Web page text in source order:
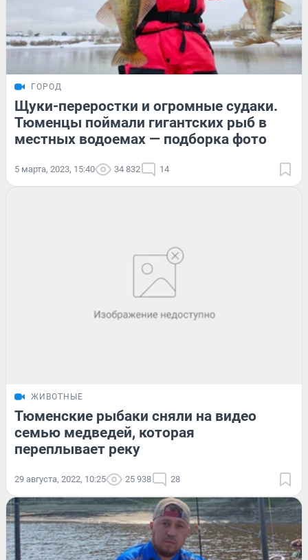
ГОРОД
Щуки-переростки и огромные судаки.
Тюменцы поймали гигантских рыб в
местных водоемах — подборка фото
5 марта, 2023, 15:40 34 832 14
ЖИВОТНЫЕ
Тюменские рыбаки сняли на видео
семью медведей, которая
переплывает реку
29 августа, 2022, 10:25 25 938 28